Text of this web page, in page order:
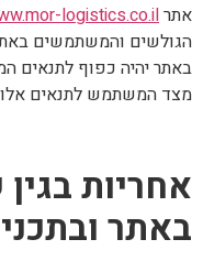
אתרlogistics.co.il/
הגולשים והמשתמשים
באתר יהיה כפוף לתנאים
מצד המשתמש לתנאים
אחריות
באתר